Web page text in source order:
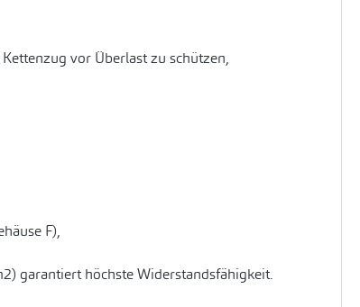
vor Überlast zu schützen,
F),
garantiert höchste Widerstandsfähigkeit.